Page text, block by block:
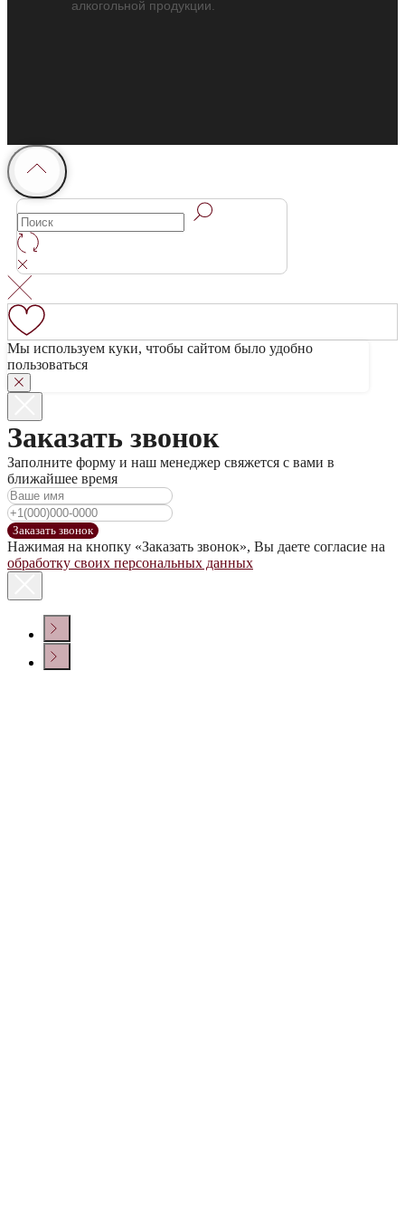
алкогольной продукции.
Мы используем куки, чтобы сайтом было удобно
пользоваться
Заказать звонок
Заполните форму и наш менеджер свяжется с вами в
ближайшее время
Заказать звонок
Нажимая на кнопку «Заказать звонок», Вы даете согласие на
обработку своих персональных данных